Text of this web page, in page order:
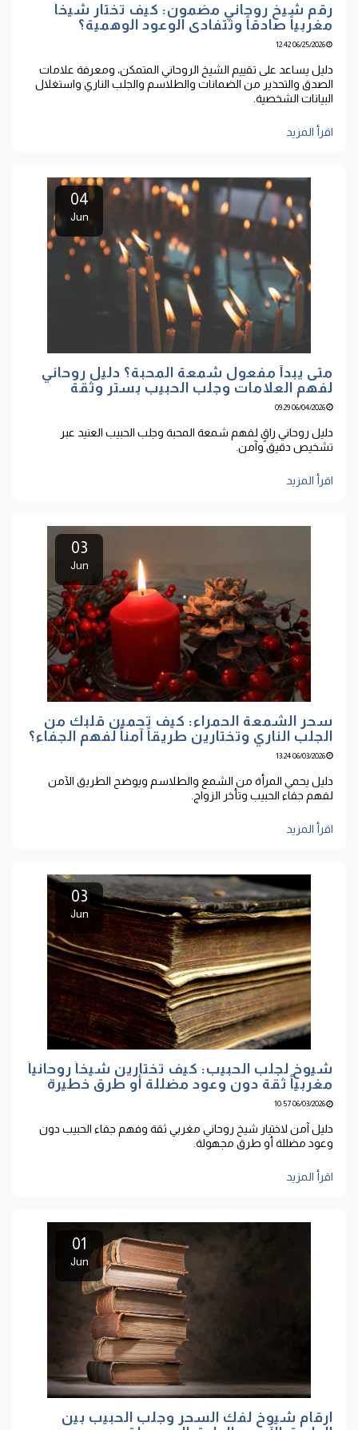
رقم شيخ روحاني مضمون: كيف تختار شيخاً
مغربياً صادقاً وتتفادى الوعود الوهمية؟
06/25/2026 12:42
دليل يساعد على تقييم الشيخ الروحاني المتمكن، ومعرفة علامات
الصدق والتحذير من الضمانات والطلاسم والجلب الناري واستغلال
البيانات الشخصية.
اقرأ المزيد
04
Jun
متى يبدأ مفعول شمعة المحبة؟ دليل روحاني
لفهم العلامات وجلب الحبيب بستر وثقة
06/04/2026 09:29
دليل روحاني راقٍ لفهم شمعة المحبة وجلب الحبيب العنيد عبر
تشخيص دقيق وآمن.
اقرأ المزيد
03
Jun
سحر الشمعة الحمراء: كيف تحمين قلبك من
الجلب الناري وتختارين طريقاً آمناً لفهم الجفاء؟
06/03/2026 13:24
دليل يحمي المرأة من الشمع والطلاسم ويوضح الطريق الآمن
لفهم جفاء الحبيب وتأخر الزواج.
اقرأ المزيد
03
Jun
شيوخ لجلب الحبيب: كيف تختارين شيخاً روحانياً
مغربياً ثقة دون وعود مضللة أو طرق خطيرة
06/03/2026 10:57
دليل آمن لاختيار شيخ روحاني مغربي ثقة وفهم جفاء الحبيب دون
وعود مضللة أو طرق مجهولة.
اقرأ المزيد
01
Jun
ارقام شيوخ لفك السحر وجلب الحبيب بين